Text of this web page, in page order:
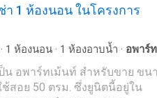
ดย RePlay Samui ซึ่งสร้างเสร็จ
งการโครงการ Replay
Villa เป็นโครงการคอนโดมิเนียม
ลล่า มีจำนวน 9 อาคาร สูง 4 ชั้น
ยแบ่งเป็นคอนโดมิเนียม 408 ยู
ต โดยแบ่งตามประเภทดังนี้
กับการสำรวจสถานที่ท่องเที่ยว
นนคนเดินบ่อผุด หาดเฉวง และ
นที่ส่วนกลางยังจัดเต็มด้วยสิ่ง
หลายรูปแบบ ไม่ว่าจะเป็น สนาม
มีความยาวถึง 400 เมตร และ
ตรฐานระดับโรงแรมชั้นนำ ให้
า 1 ห้องนอน ในโครงการ
· 1 ห้องนอน · 1 ห้องอาบน้ำ · อพาร์ท
รถ ห้องครัวพร้อมอุปกรณ์
อินเตอร์เน็ต ·ห้องทำงาน·ห้องบริก
น อพาร์ทเม้นท์ สำหรับขาย ขน
สอย 50 ตรม. ซึ่งยูนิตนี้อยู่ใน